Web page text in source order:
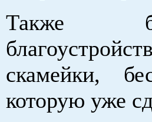
Также
скамейки,
которую уже